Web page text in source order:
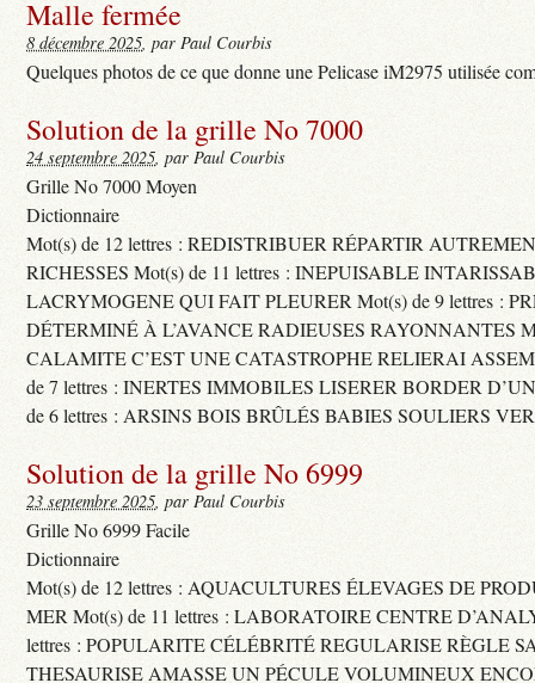
Malle fermée
8 décembre 2025, par Paul Courbis
Quelques photos de ce que donne une Pelicase iM2975 utilisée
Solution de la grille No 7000
24 septembre 2025, par Paul Courbis
Grille No 7000 Moyen
Dictionnaire
Mot(s) de 12 lettres : REDISTRIBUER RÉPARTIR
RICHESSES Mot(s) de 11 lettres : INEPUISABLE
LACRYMOGENE QUI FAIT PLEURER Mot(s) de 9 lettres :
DÉTERMINÉ À L’AVANCE RADIEUSES RAYONNANTES
CALAMITE C’EST UNE CATASTROPHE RELIERAI
de 7 lettres : INERTES IMMOBILES LISERER BORDER
de 6 lettres : ARSINS BOIS BRÛLÉS BABIES SOULIERS
Solution de la grille No 6999
23 septembre 2025, par Paul Courbis
Grille No 6999 Facile
Dictionnaire
Mot(s) de 12 lettres : AQUACULTURES ÉLEVAGES DE
MER Mot(s) de 11 lettres : LABORATOIRE CENTRE
lettres : POPULARITE CÉLÉBRITÉ REGULARISE RÈGLE
THESAURISE AMASSE UN PÉCULE VOLUMINEUX